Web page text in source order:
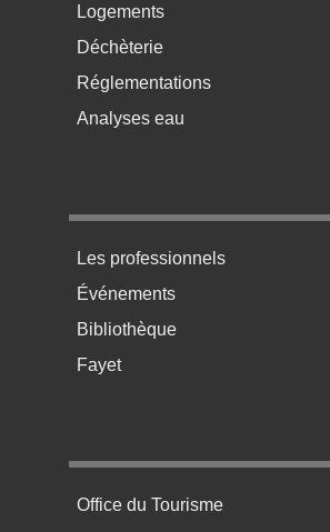
Logements
Déchèterie
Réglementations
Analyses eau
Menu pratique bas de page 3
Les professionnels
Événements
Bibliothèque
Fayet
Menu pratique bas de page 4
Office du Tourisme